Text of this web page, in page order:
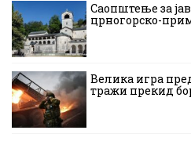
Саопштење за
црногорско-
Велика игра
тражи прекид